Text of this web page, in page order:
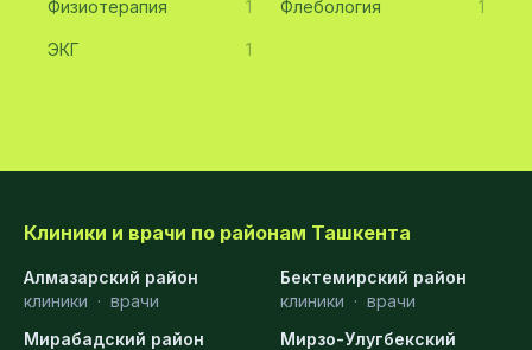
Физиотерапия 1 Флебология 1
ЭКГ 1
Клиники и врачи по районам Ташкента
Алмазарский район
клиники · врачи
Бектемирский район
клиники · врачи
Мирабадский район
Мирзо-Улугбекский